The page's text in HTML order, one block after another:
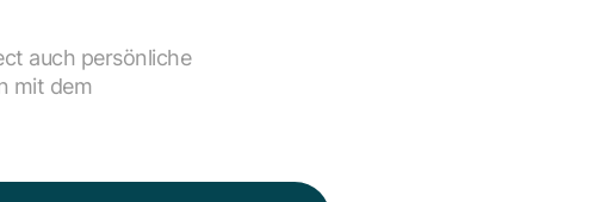
auch persönliche
mit dem